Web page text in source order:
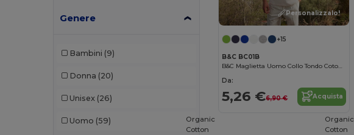
Genere
Bambini (9)
Donna (20)
Unisex (26)
Uomo (59)
Personalizzalo!
+15
B&C BC01B
B&C Maglietta Uomo Collo Tondo Cotone Organico 150g
Da:
5,26 €6,90 € Acquista
Organic
Cotton
Organic
Cotton